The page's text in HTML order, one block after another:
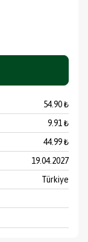
54.90 ₺
9.91 ₺
44.99 ₺
19.04.2027
Türkiye